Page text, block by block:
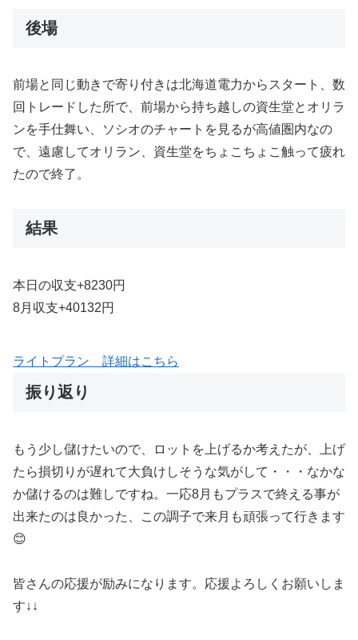
後場
前場と同じ動きで寄り付きは北海道電力からスタート、数
回トレードした所で、前場から持ち越しの資生堂とオリラ
ンを手仕舞い、ソシオのチャートを見るが高値圏内なの
で、遠慮してオリラン、資生堂をちょこちょこ触って疲れ
たので終了。
結果
本日の収支+8230円
8月収支+40132円
ライトプラン 詳細はこちら
振り返り
もう少し儲けたいので、ロットを上げるか考えたが、上げ
たら損切りが遅れて大負けしそうな気がして・・・なかな
か儲けるのは難しですね。一応8月もプラスで終える事が
出来たのは良かった、この調子で来月も頑張って行きます
😊
皆さんの応援が励みになります。応援よろしくお願いしま
す↓↓